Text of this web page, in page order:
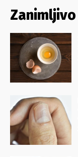
Zanimljivo